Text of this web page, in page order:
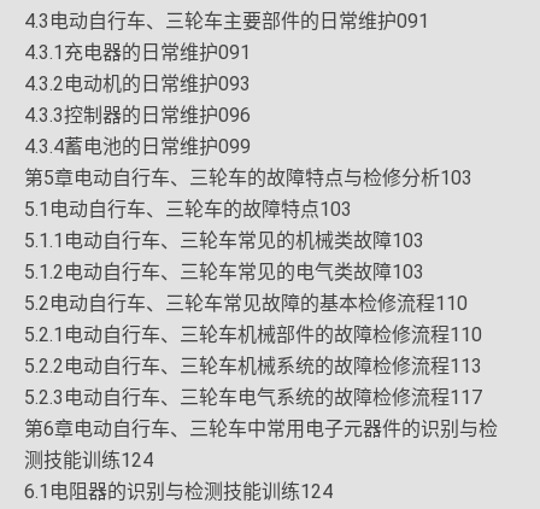
4.3电动自行车、三轮车主要部件的日常维护091
4.3.1充电器的日常维护091
4.3.2电动机的日常维护093
4.3.3控制器的日常维护096
4.3.4蓄电池的日常维护099
第5章电动自行车、三轮车的故障特点与检修分析103
5.1电动自行车、三轮车的故障特点103
5.1.1电动自行车、三轮车常见的机械类故障103
5.1.2电动自行车、三轮车常见的电气类故障103
5.2电动自行车、三轮车常见故障的基本检修流程110
5.2.1电动自行车、三轮车机械部件的故障检修流程110
5.2.2电动自行车、三轮车机械系统的故障检修流程113
5.2.3电动自行车、三轮车电气系统的故障检修流程117
第6章电动自行车、三轮车中常用电子元器件的识别与检
测技能训练124
6.1电阻器的识别与检测技能训练124